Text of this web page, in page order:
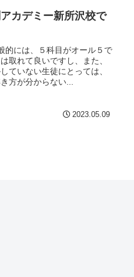
カデミー新所沢校で
的には、５科目がオール５で
取れて良いですし、また、
ていない生徒にとっては、
方が分からない...
2023.05.09